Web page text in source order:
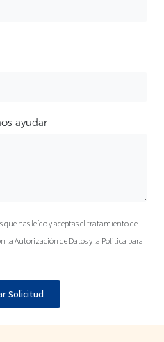
ayudar
que has leído y aceptas el tratamiento de
laAutorización de Datosy la Política para
Solicitud